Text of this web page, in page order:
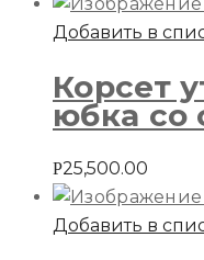
Добавить в
Корсет
юбка со
Р25,500.00
Добавить в